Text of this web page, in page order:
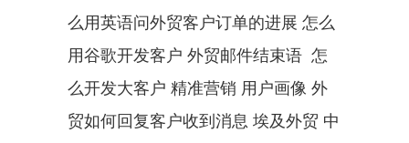
么用英语问外贸客户订单的进展 怎么
用谷歌开发客户 外贸邮件结束语  怎
么开发大客户 精准营销 用户画像 外
贸如何回复客户收到消息 埃及外贸 中